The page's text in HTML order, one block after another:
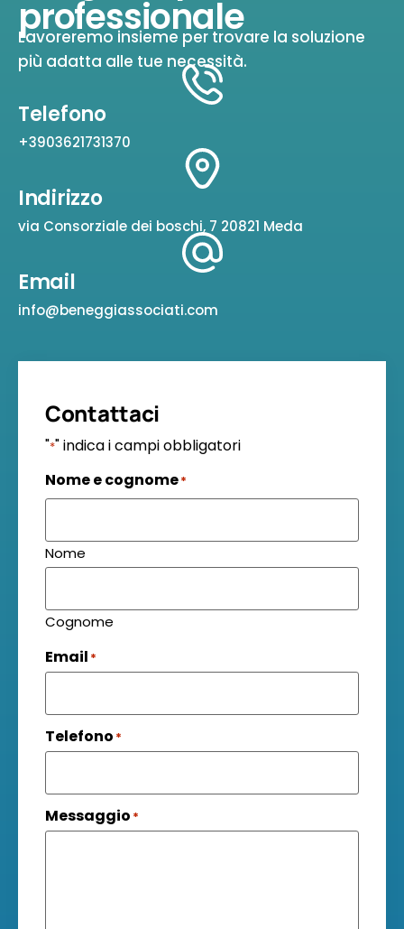
professionale
Lavoreremo insieme per trovare la soluzione
più adatta alle tue necessità.
Telefono
+3903621731370
Indirizzo
via Consorziale dei boschi, 7 20821 Meda
Email
info@beneggiassociati.com
Contattaci
"*" indica i campi obbligatori
Nome e cognome*
Nome
Cognome
Email *
Telefono *
Messaggio *